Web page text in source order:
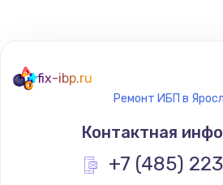
Замена
1200 руб.
Заказать
fix-ibp.ru
Ремонт ИБП в
Контактная
+7 (485)